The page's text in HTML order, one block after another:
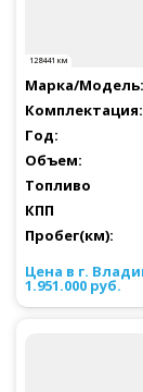
128441 км
1.951.000 руб.